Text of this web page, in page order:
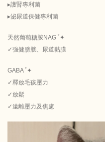
▸護腎專利菌
▸泌尿道保健專利菌
天然葡萄糖胺NAG ˚✦
✓強健膀胱、尿道黏膜
GABA ˚✦
✓釋放毛孩壓力
✓放鬆
✓遠離壓力及焦慮